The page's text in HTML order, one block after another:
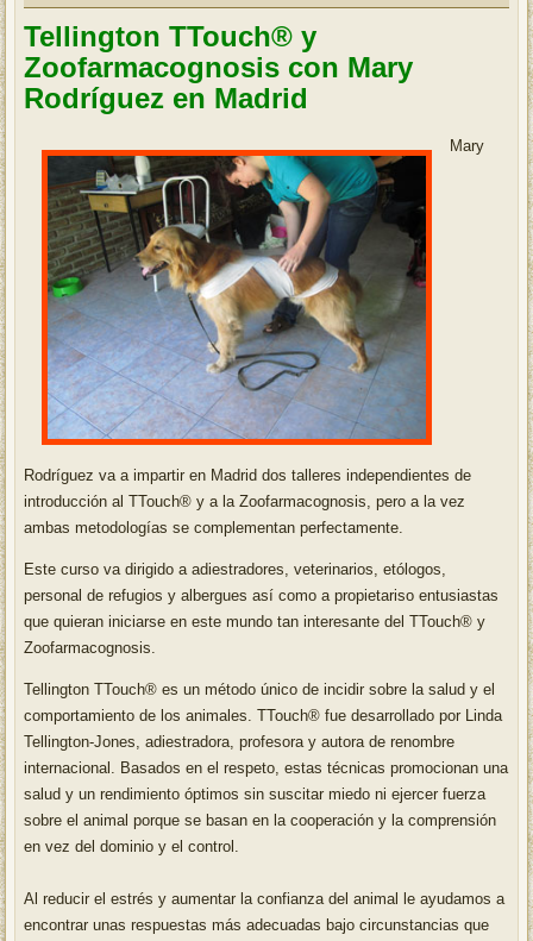
Tellington TTouch® y
Zoofarmacognosis con Mary
Rodríguez en Madrid
Mary
Rodríguez va a impartir en Madrid dos talleres independientes de
introducción al TTouch® y a la Zoofarmacognosis, pero a la vez
ambas metodologías se complementan perfectamente.
Este curso va dirigido a adiestradores, veterinarios, etólogos,
personal de refugios y albergues así como a propietariso entusiastas
que quieran iniciarse en este mundo tan interesante del TTouch® y
Zoofarmacognosis.
Tellington TTouch® es un método único de incidir sobre la salud y el
comportamiento de los animales. TTouch® fue desarrollado por Linda
Tellington-Jones, adiestradora, profesora y autora de renombre
internacional. Basados en el respeto, estas técnicas promocionan una
salud y un rendimiento óptimos sin suscitar miedo ni ejercer fuerza
sobre el animal porque se basan en la cooperación y la comprensión
en vez del dominio y el control.
Al reducir el estrés y aumentar la confianza del animal le ayudamos a
encontrar unas respuestas más adecuadas bajo circunstancias que